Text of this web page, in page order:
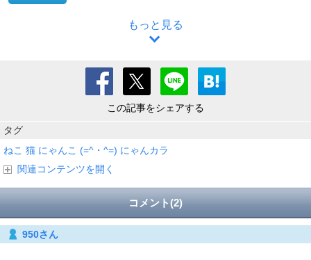
もっと見る
この記事をシェアする
タグ
ねこ 猫 にゃんこ (=^・^=) にゃんカラ
関連コンテンツを開く
コメント(2)
950さん